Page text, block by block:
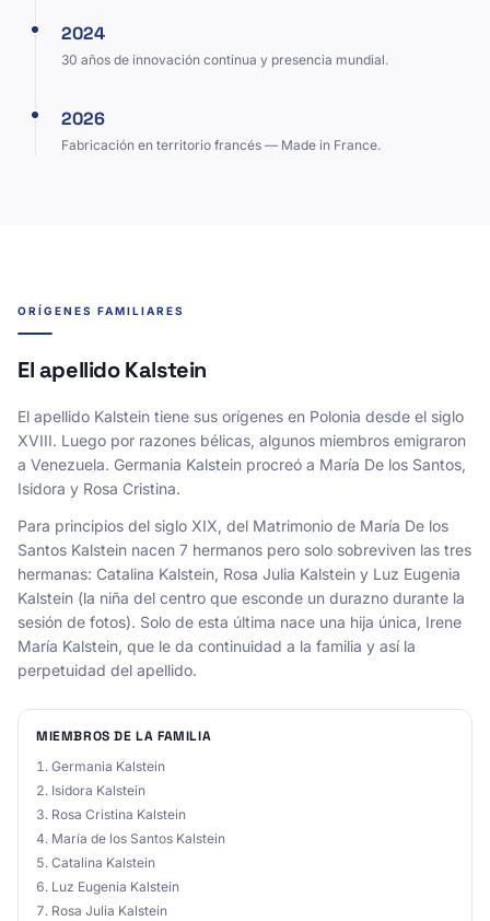
2024
30 años de innovación continua y presencia mundial.
2026
Fabricación en territorio francés — Made in France.
ORÍGENES FAMILIARES
El apellido Kalstein
El apellido Kalstein tiene sus orígenes en Polonia desde el siglo
XVIII. Luego por razones bélicas, algunos miembros emigraron
a Venezuela. Germania Kalstein procreó a María De los Santos,
Isidora y Rosa Cristina.
Para principios del siglo XIX, del Matrimonio de María De los
Santos Kalstein nacen 7 hermanos pero solo sobreviven las tres
hermanas: Catalina Kalstein, Rosa Julia Kalstein y Luz Eugenia
Kalstein (la niña del centro que esconde un durazno durante la
sesión de fotos). Solo de esta última nace una hija única, Irene
María Kalstein, que le da continuidad a la familia y así la
perpetuidad del apellido.
MIEMBROS DE LA FAMILIA
Germania Kalstein
Isidora Kalstein
Rosa Cristina Kalstein
María de los Santos Kalstein
Catalina Kalstein
Luz Eugenia Kalstein
Rosa Julia Kalstein